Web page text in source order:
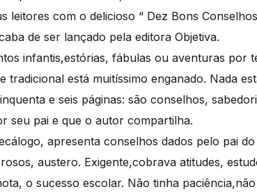
leitores com o delicioso “ Dez Bons
de ser lançado pela editora Objetiva.
infantis,estórias, fábulas ou aventuras por
está muitíssimo enganado. Nada
e seis páginas: são conselhos,
seu pai e que o autor compartilha.
apresenta conselhos dados pelo pai do
austero. Exigente,cobrava atitudes,
o sucesso escolar. Não tinha paciência,não